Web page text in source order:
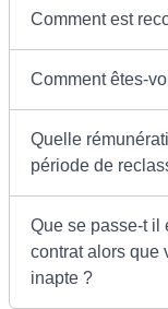
Comment est
Comment êtes-
Quelle
période de
Que se passe-t il
contrat alors que
inapte ?